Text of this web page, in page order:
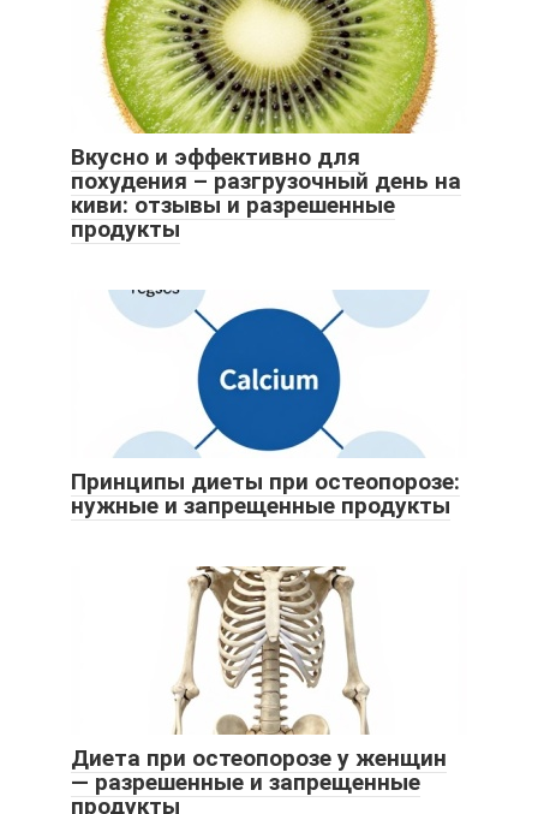
Вкусно и эффективно для
похудения – разгрузочный день на
киви: отзывы и разрешенные
продукты
Принципы диеты при остеопорозе:
нужные и запрещенные продукты
Диета при остеопорозе у женщин
— разрешенные и запрещенные
продукты